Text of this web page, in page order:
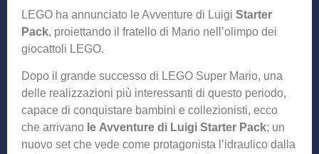
LEGO ha annunciato le Avventure di Luigi Starter
Pack, proiettando il fratello di Mario nell’olimpo dei
giocattoli LEGO.
Dopo il grande successo di LEGO Super Mario, una
delle realizzazioni più interessanti di questo periodo,
capace di conquistare bambini e collezionisti, ecco
che arrivano le Avventure di Luigi Starter Pack; un
nuovo set che vede come protagonista l’idraulico dalla